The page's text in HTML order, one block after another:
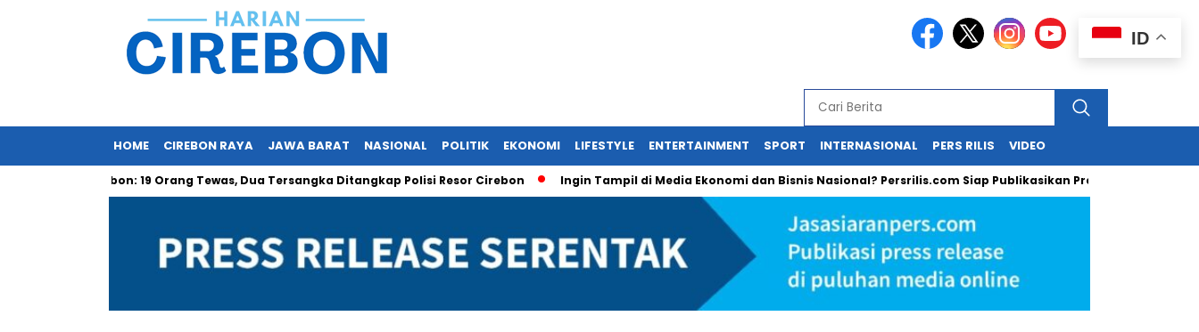
HOME CIREBON RAYA JAWA BARAT NASIONAL POLITIK EKONOMI LIFESTYLE ENTERTAINMENT SPORT INTERNASIONAL PERS RILIS VIDEO
Kuda Cirebon: 19 Orang Tewas, Dua Tersangka Ditangkap Polisi Resor Cirebon Ingin Tampil di Media Ekonomi dan Bisnis Nasional? Persrilis.com Siap Publikasikan Press Release Anda!
ID